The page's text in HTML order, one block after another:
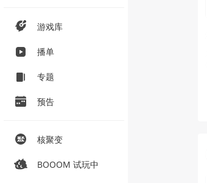
游戏库
播单
专题
预告
核聚变
BOOOM 试玩中